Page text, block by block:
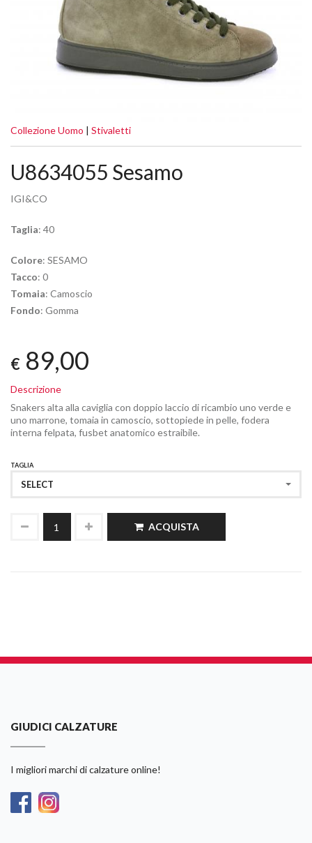
Collezione Uomo | Stivaletti
U8634055 Sesamo
IGI&CO
Taglia: 40
Colore: SESAMO
Tacco: 0
Tomaia: Camoscio
Fondo: Gomma
€ 89,00
Descrizione
Snakers alta alla caviglia con doppio laccio di ricambio uno verde e
uno marrone, tomaia in camoscio, sottopiede in pelle, fodera
interna felpata, fusbet anatomico estraibile.
TAGLIA
SELECT
ACQUISTA
GIUDICI CALZATURE
I migliori marchi di calzature online!